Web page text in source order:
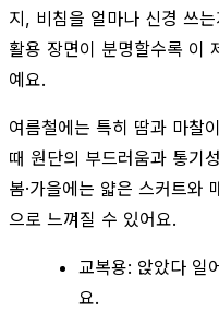
지, 비침을 얼마나 신경 쓰
활용 장면이 분명할수록 이
예요.
여름철에는 특히 땀과 마찰
때 원단의 부드러움과 통기
봄·가을에는 얇은 스커트와
으로 느껴질 수 있어요.
교복용: 앉았다 일
요.